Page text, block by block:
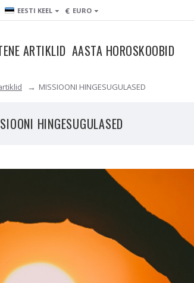
EESTI KEEL € EURO
ARTIKLID AASTA HOROSKOOBID
MISSIOONI HINGESUGULASED
HINGESUGULASED